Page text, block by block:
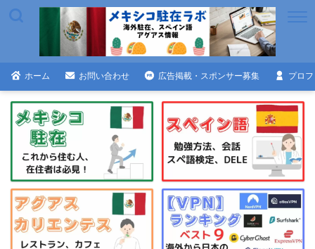
ホーム お問い合わせ 広告掲載・スポンサー募集 プロ